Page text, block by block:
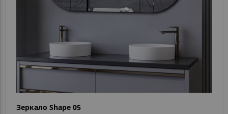
Зеркало Shape 05